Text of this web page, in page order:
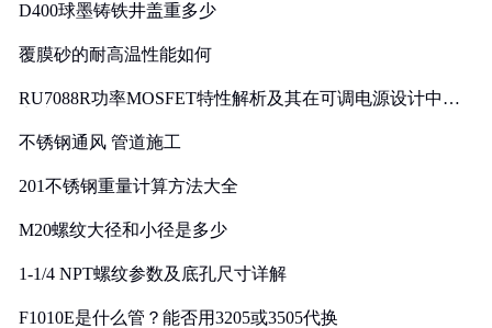
D400球墨铸铁井盖重多少
覆膜砂的耐高温性能如何
RU7088R功率MOSFET特性解析及其在可调电源设计中的
不锈钢通风 管道施工
201不锈钢重量计算方法大全
M20螺纹大径和小径是多少
1-1/4 NPT螺纹参数及底孔尺寸详解
F1010E是什么管？能否用3205或3505代换